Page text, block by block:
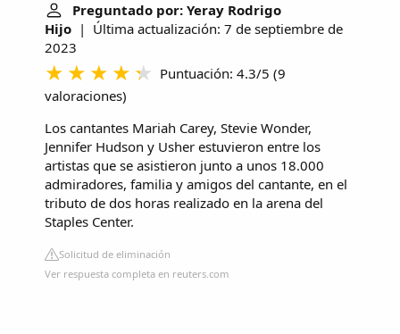
Preguntado por: Yeray Rodrigo
Hijo | Última actualización: 7 de septiembre de
2023
Puntuación: 4.3/5 (9
valoraciones)
Los cantantes Mariah Carey, Stevie Wonder,
Jennifer Hudson y Usher estuvieron entre los
artistas que se asistieron junto a unos 18.000
admiradores, familia y amigos del cantante, en el
tributo de dos horas realizado en la arena del
Staples Center.
Solicitud de eliminación
Ver respuesta completa en reuters.com